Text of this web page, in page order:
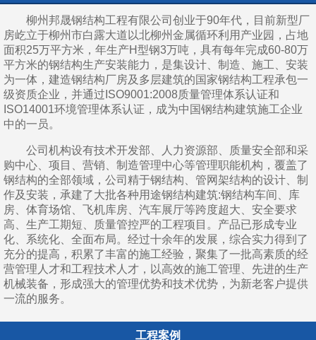
柳州邦晟钢结构工程有限公司创业于90年代，目前新型厂
房屹立于柳州市白露大道以北柳州金属循环利用产业园，占地
面积25万平方米，年生产H型钢3万吨，具有每年完成60-80万
平方米的钢结构生产安装能力，是集设计、制造、施工、安装
为一体，建造钢结构厂房及多层建筑的国家钢结构工程承包一
级资质企业，并通过ISO9001:2008质量管理体系认证和
ISO14001环境管理体系认证，成为中国钢结构建筑施工企业
中的一员。
公司机构设有技术开发部、人力资源部、质量安全部和采
购中心、项目、营销、制造管理中心等管理职能机构，覆盖了
钢结构的全部领域，公司精于钢结构、管网架结构的设计、制
作及安装，承建了大批各种用途钢结构建筑:钢结构车间、库
房、体育场馆、飞机库房、汽车展厅等跨度超大、安全要求
高、生产工期短、质量管控严的工程项目。产品已形成专业
化、系统化、全面布局。经过十余年的发展，综合实力得到了
充分的提高，积累了丰富的施工经验，聚集了一批高素质的经
营管理人才和工程技术人才，以高效的施工管理、先进的生产
机械装备，形成强大的管理优势和技术优势，为新老客户提供
一流的服务。
工程案例